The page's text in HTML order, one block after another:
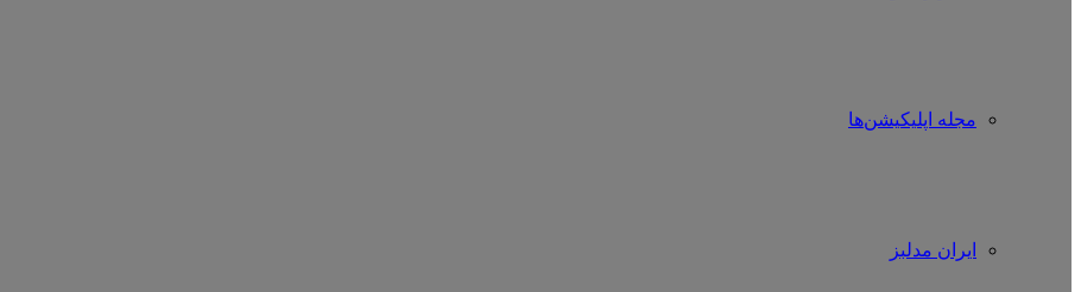
مجله اپلیکیشن‌ها
ایران مدلبز